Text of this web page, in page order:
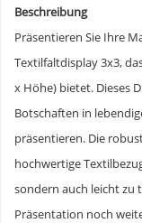
Beschreibung
Präsentieren Sie Ihre
Textilfaltdisplay 3x3,
x Höhe) bietet. Dieses
Botschaften in
präsentieren. Die
hochwertige
sondern auch leicht zu
Präsentation noch